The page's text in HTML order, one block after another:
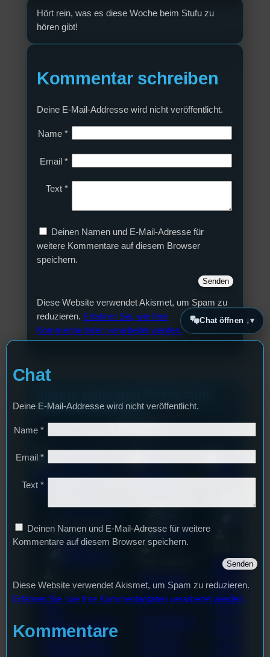
Hört rein, was es diese Woche beim Stufu zu
hören gibt!
Kommentar schreiben
Deine E-Mail-Addresse wird nicht veröffentlicht.
Name *
Email *
Text *
Deinen Namen und E-Mail-Adresse für
weitere Kommentare auf diesem Browser
speichern.
Diese Website verwendet Akismet, um Spam zu
reduzieren. Erfahren Sie, wie Ihre
Kommentardaten verarbeitet werden.
Hören und Lesen
Alle Posts
3. August 2026
Festivals ,
Sao-Mai Sol Nguyen
44.
Stummfil
18. Juli
Allgemein
Techn
o
Das
Erste
Stufu
Chat öffnen ↓
Chat
Deine E-Mail-Addresse wird nicht veröffentlicht.
Name *
Email *
Text *
Deinen Namen und E-Mail-Adresse für weitere
Kommentare auf diesem Browser speichern.
Diese Website verwendet Akismet, um Spam zu reduzieren.
Erfahren Sie, wie Ihre Kommentardaten verarbeitet werden.
Kommentare